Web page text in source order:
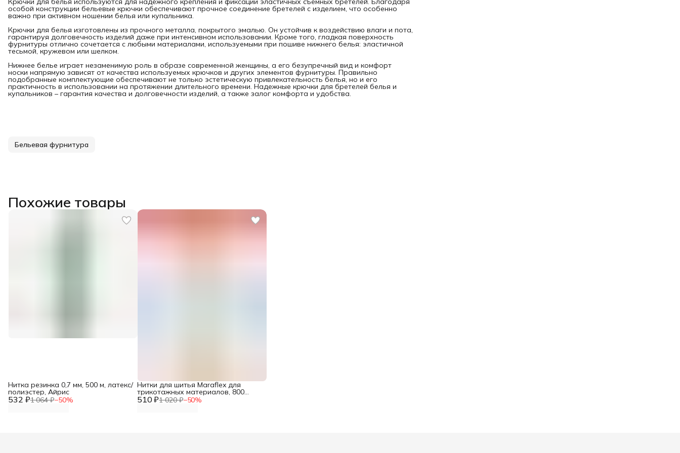
особой конструкции бельевые крючки обеспечивают прочное соединение бретелей с изделием, что особенно
важно при активном ношении белья или купальника.
Крючки для белья изготовлены из прочного металла, покрытого эмалью. Он устойчив к воздействию влаги и пота,
гарантируя долговечность изделий даже при интенсивном использовании. Кроме того, гладкая поверхность
фурнитуры отлично сочетается с любыми материалами, используемыми при пошиве нижнего белья: эластичной
тесьмой, кружевом или шелком.
Нижнее белье играет незаменимую роль в образе современной женщины, а его безупречный вид и комфорт
носки напрямую зависят от качества используемых крючков и других элементов фурнитуры. Правильно
подобранные комплектующие обеспечивают не только эстетическую привлекательность белья, но и его
практичность в использовании на протяжении длительного времени. Надежные крючки для бретелей белья и
купальников – гарантия качества и долговечности изделий, а также залог комфорта и удобства.
Бельевая фурнитура
Похожие товары
532 ₽1 064 ₽−50%
Нитка резинка 0,7 мм, 500 м, латекс/
полиэстер, Айрис
510 ₽1 020 ₽−50%
Нитки для шитья Maraflex для
трикотажных материалов, 800
белый, 150 м, 1 шт, Gutermann